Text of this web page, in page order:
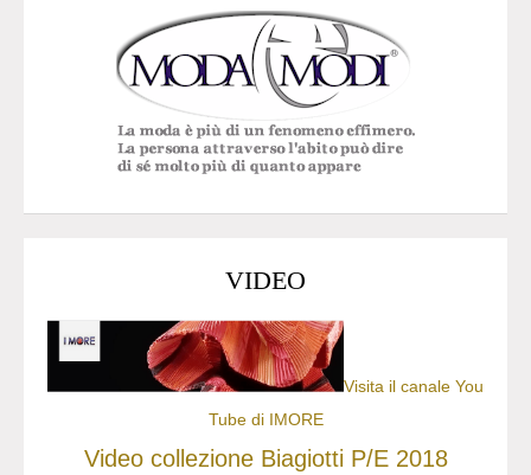
VIDEO
Visita il canale You
Tube di IMORE
Video collezione Biagiotti P/E 2018